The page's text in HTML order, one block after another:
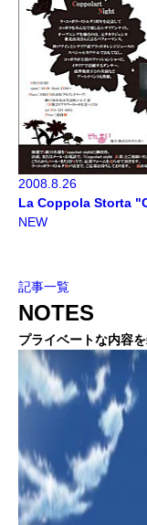
2008.8.26
La Coppola Storta
NEW
記事一覧
NOTES
プライベートな内容